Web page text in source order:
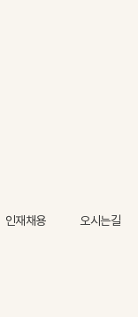
인재채용 오시는길